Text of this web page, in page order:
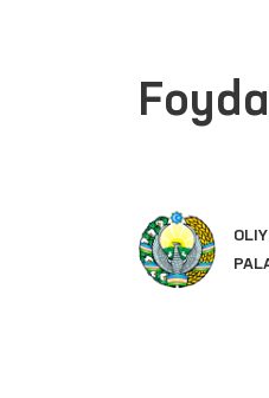
OLIY MAJLIS QONUNCHILIK